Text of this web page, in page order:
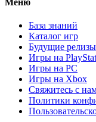
База знаний
Каталог игр
Будущие релизы
Игры на
Игры на PC
Игры на Xbox
Свяжитесь с
Политики